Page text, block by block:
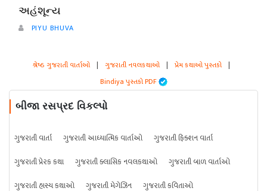
અહંશૂન્ય
PIYU BHUVA
શ્રેષ્ઠ ગુજરાતી વાર્તાઓ | ગુજરાતી નવલકથાઓ | પ્રેમ કથાઓ પુસ્તકો |
Bindiya પુસ્તકો PDF
બીજા રસપ્રદ વિકલ્પો
ગુજરાતી વાર્તા ગુજરાતી આધ્યાત્મિક વાર્તાઓ
ગુજરાતી ફિક્શન વાર્તા
ગુજરાતી પ્રેરક કથા
ગુજરાતી ક્લાસિક નવલકથાઓ
ગુજરાતી બાળ વાર્તાઓ
ગુજરાતી હાસ્ય કથાઓ
ગુજરાતી મેગેઝિન
ગુજરાતી કવિતાઓ